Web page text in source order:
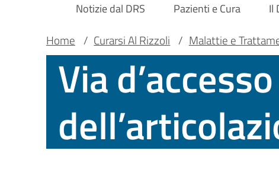
Navigazione
principale
DRS
Notizie dal DRS Pazienti e Cura Il
Main container
Briciole
pane
Home / Curarsi Al Rizzoli / Malattie e
Via